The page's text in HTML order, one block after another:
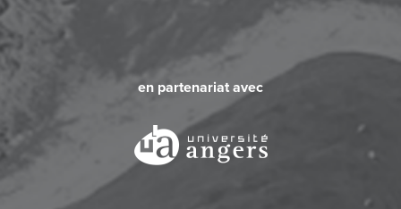
en partenariat avec